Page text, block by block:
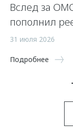
Вслед за
пополнил
31 июля 2026
Подробнее